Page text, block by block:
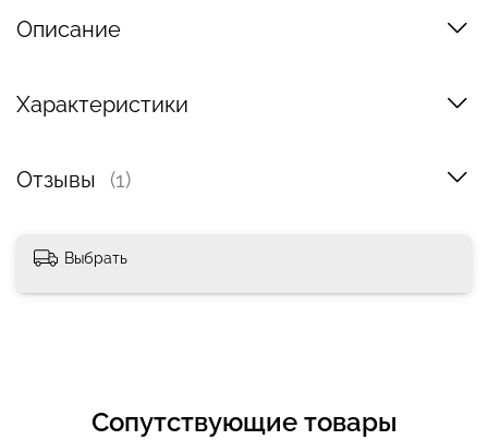
Описание
Характеристики
Отзывы (1)
Выбрать
Сопутствующие товары